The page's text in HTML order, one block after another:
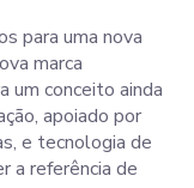
para uma nova
marca
um conceito ainda
apoiado por
e tecnologia de
a referência de